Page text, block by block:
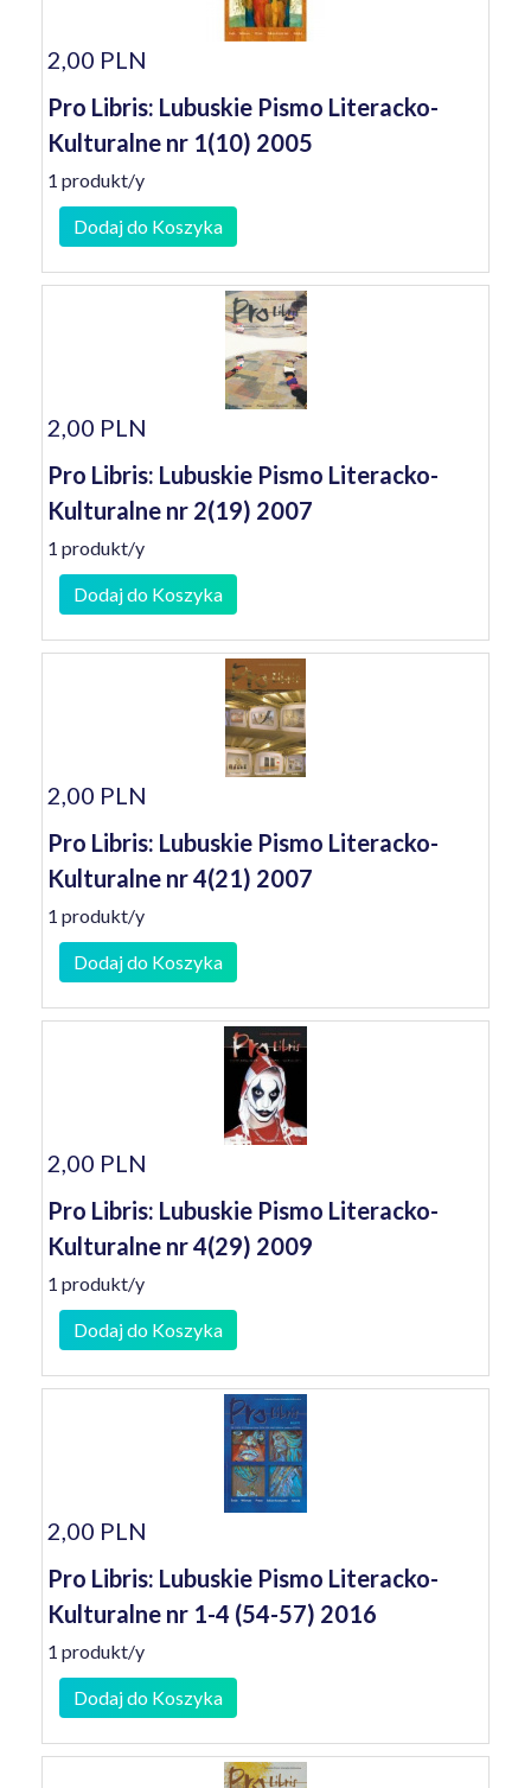
2,00 PLN
Pro Libris: Lubuskie Pismo Literacko-
Kulturalne nr 1(10) 2005
1 produkt/y
Dodaj do Koszyka
2,00 PLN
Pro Libris: Lubuskie Pismo Literacko-
Kulturalne nr 2(19) 2007
1 produkt/y
Dodaj do Koszyka
2,00 PLN
Pro Libris: Lubuskie Pismo Literacko-
Kulturalne nr 4(21) 2007
1 produkt/y
Dodaj do Koszyka
2,00 PLN
Pro Libris: Lubuskie Pismo Literacko-
Kulturalne nr 4(29) 2009
1 produkt/y
Dodaj do Koszyka
2,00 PLN
Pro Libris: Lubuskie Pismo Literacko-
Kulturalne nr 1-4 (54-57) 2016
1 produkt/y
Dodaj do Koszyka